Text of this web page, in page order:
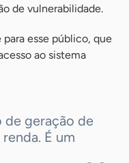
de vulnerabilidade.
esse público, que
ao sistema
de geração de
É um